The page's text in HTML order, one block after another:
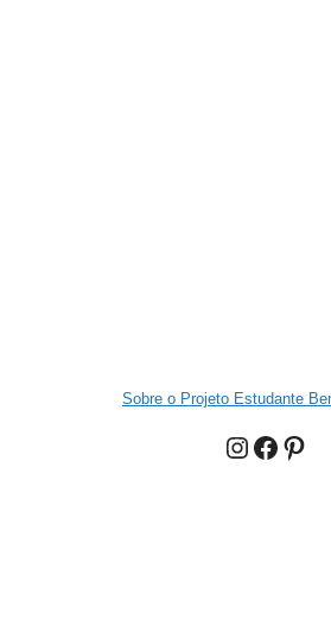
Sobre o Projeto Estudante
Instagram